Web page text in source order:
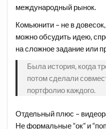
международный рынок.
Комьюнити – не в
можно обсудить идею,
на сложное задание или
Была история, когда
потом сделали
портфолио каждого.
Отдельный плюс –
Не формальные “ок” и